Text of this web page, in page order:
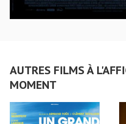
AUTRES FILMS À
MOMENT